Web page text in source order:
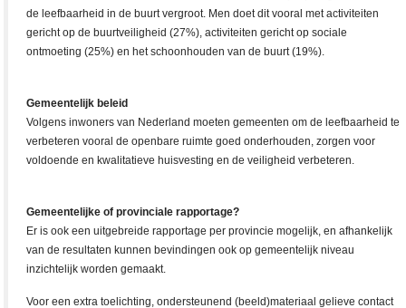
de leefbaarheid in de buurt vergroot. Men doet dit vooral met activiteiten
gericht op de buurtveiligheid (27%), activiteiten gericht op sociale
ontmoeting (25%) en het schoonhouden van de buurt (19%).
Gemeentelijk beleid
Volgens inwoners van Nederland moeten gemeenten om de leefbaarheid te
verbeteren vooral de openbare ruimte goed onderhouden, zorgen voor
voldoende en kwalitatieve huisvesting en de veiligheid verbeteren.
Gemeentelijke of provinciale rapportage?
Er is ook een uitgebreide rapportage per provincie mogelijk, en afhankelijk
van de resultaten kunnen bevindingen ook op gemeentelijk niveau
inzichtelijk worden gemaakt.
Voor een extra toelichting, ondersteunend (beeld)materiaal gelieve contact